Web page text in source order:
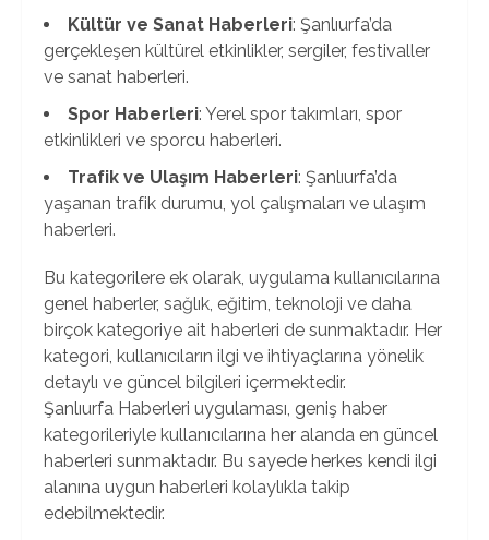
Kültür ve Sanat Haberleri: Şanlıurfa’da
gerçekleşen kültürel etkinlikler, sergiler, festivaller
ve sanat haberleri.
Spor Haberleri: Yerel spor takımları, spor
etkinlikleri ve sporcu haberleri.
Trafik ve Ulaşım Haberleri: Şanlıurfa’da
yaşanan trafik durumu, yol çalışmaları ve ulaşım
haberleri.
Bu kategorilere ek olarak, uygulama kullanıcılarına
genel haberler, sağlık, eğitim, teknoloji ve daha
birçok kategoriye ait haberleri de sunmaktadır. Her
kategori, kullanıcıların ilgi ve ihtiyaçlarına yönelik
detaylı ve güncel bilgileri içermektedir.
Şanlıurfa Haberleri uygulaması, geniş haber
kategorileriyle kullanıcılarına her alanda en güncel
haberleri sunmaktadır. Bu sayede herkes kendi ilgi
alanına uygun haberleri kolaylıkla takip
edebilmektedir.